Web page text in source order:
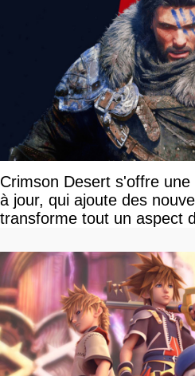
Crimson Desert s'offre
à jour, qui ajoute des
transforme tout un aspect